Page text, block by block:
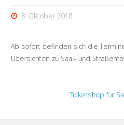
8. Oktober 2018
Ab sofort befinden sich die
Übersichten zu Saal- und
Ticketshop für